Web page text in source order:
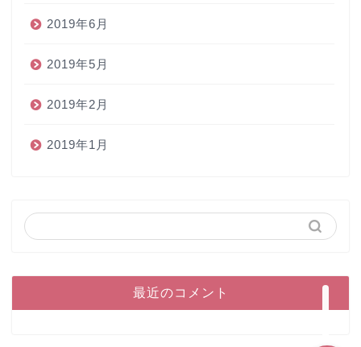
2019年6月
2019年5月
2019年2月
2019年1月
最近のコメント
インク